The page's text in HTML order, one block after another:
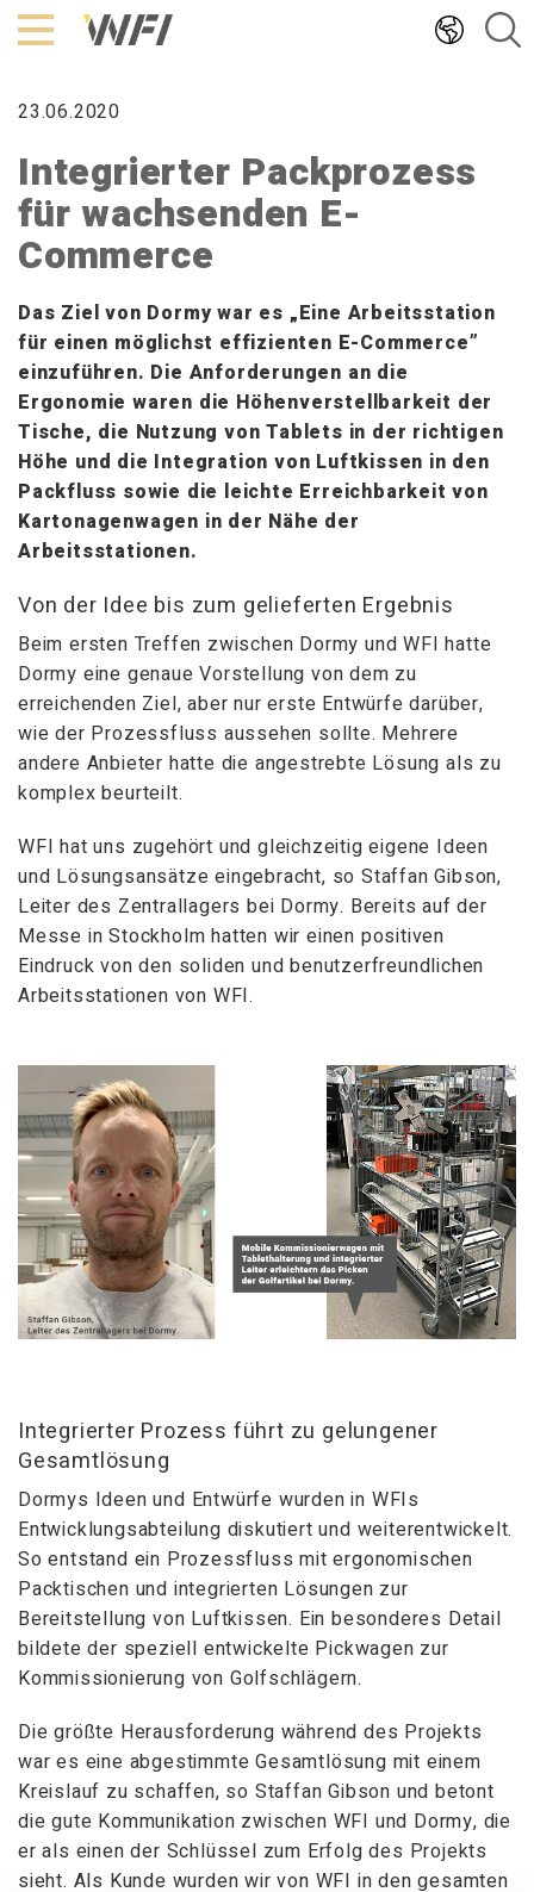
Hoppa
till
23.06.2020
Integrierter Packprozess
für wachsenden E-
Commerce
Das Ziel von Dormy war es „Eine Arbeitsstation
für einen möglichst effizienten E-Commerce”
einzuführen. Die Anforderungen an die
Ergonomie waren die Höhenverstellbarkeit der
Tische, die Nutzung von Tablets in der richtigen
Höhe und die Integration von Luftkissen in den
Packfluss sowie die leichte Erreichbarkeit von
Kartonagenwagen in der Nähe der
Arbeitsstationen.
Von der Idee bis zum gelieferten Ergebnis
Beim ersten Treffen zwischen Dormy und WFI hatte
Dormy eine genaue Vorstellung von dem zu
erreichenden Ziel, aber nur erste Entwürfe darüber,
wie der Prozessfluss aussehen sollte. Mehrere
andere Anbieter hatte die angestrebte Lösung als zu
komplex beurteilt.
WFI hat uns zugehört und gleichzeitig eigene Ideen
und Lösungsansätze eingebracht, so Staffan Gibson,
Leiter des Zentrallagers bei Dormy. Bereits auf der
Messe in Stockholm hatten wir einen positiven
Eindruck von den soliden und benutzerfreundlichen
Arbeitsstationen von WFI.
Integrierter Prozess führt zu gelungener
Gesamtlösung
Dormys Ideen und Entwürfe wurden in WFIs
Entwicklungsabteilung diskutiert und weiterentwickelt.
So entstand ein Prozessfluss mit ergonomischen
Packtischen und integrierten Lösungen zur
Bereitstellung von Luftkissen. Ein besonderes Detail
bildete der speziell entwickelte Pickwagen zur
Kommissionierung von Golfschlägern.
Die größte Herausforderung während des Projekts
war es eine abgestimmte Gesamtlösung mit einem
Kreislauf zu schaffen, so Staffan Gibson und betont
die gute Kommunikation zwischen WFI und Dormy, die
er als einen der Schlüssel zum Erfolg des Projekts
sieht. Als Kunde wurden wir von WFI in den gesamten